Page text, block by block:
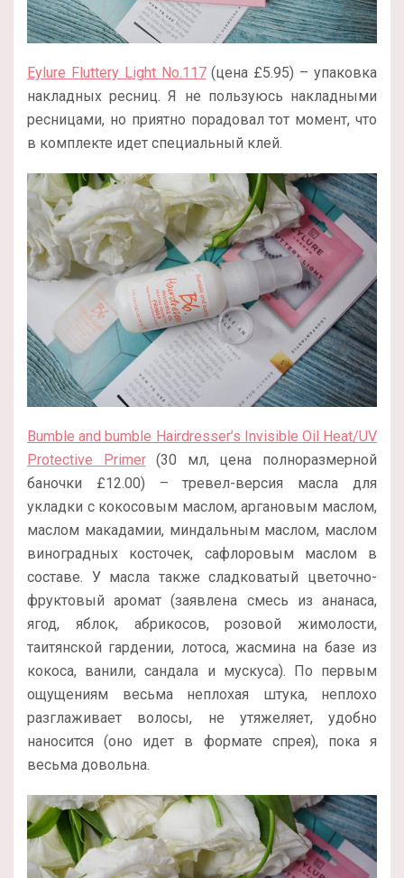
Eylure Fluttery Light No.117(цена £5.95) – упаковка
накладных ресниц. Я не пользуюсь накладными
ресницами, но приятно порадовал тот момент, что
в комплекте идет специальный клей.
Bumble and bumble Hairdresser’s Invisible Oil Heat/UV
Protective Primer(30 мл, цена полноразмерной
баночки £12.00) – тревел-версия масла для
укладки с кокосовым маслом, аргановым маслом,
маслом макадамии, миндальным маслом, маслом
виноградных косточек, сафлоровым маслом в
составе. У масла также сладковатый цветочно-
фруктовый аромат (заявлена смесь из ананаса,
ягод, яблок, абрикосов, розовой жимолости,
таитянской гардении, лотоса, жасмина на базе из
кокоса, ванили, сандала и мускуса). По первым
ощущениям весьма неплохая штука, неплохо
разглаживает волосы, не утяжеляет, удобно
наносится (оно идет в формате спрея), пока я
весьма довольна.